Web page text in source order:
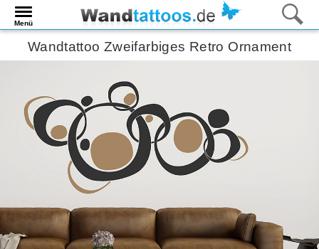
Menü
Wandtattoo Zweifarbiges Retro Ornament